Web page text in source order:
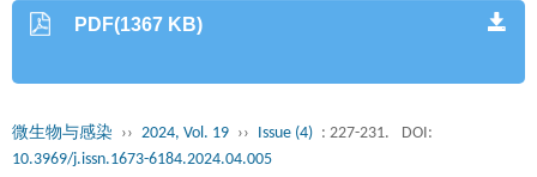
PDF(1367 KB)
微生物与感染 ›› 2024, Vol. 19 ›› Issue (4) : 227-231.
DOI:
10.3969/j.issn.1673-6184.2024.04.005